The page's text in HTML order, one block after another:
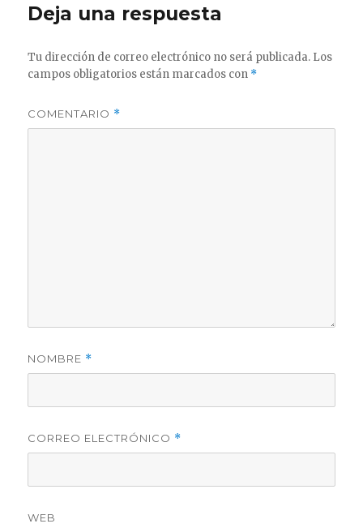
Deja una respuesta
Tu dirección de correo electrónico no será publicada. Los
campos obligatorios están marcados con *
COMENTARIO *
NOMBRE *
CORREO ELECTRÓNICO *
WEB